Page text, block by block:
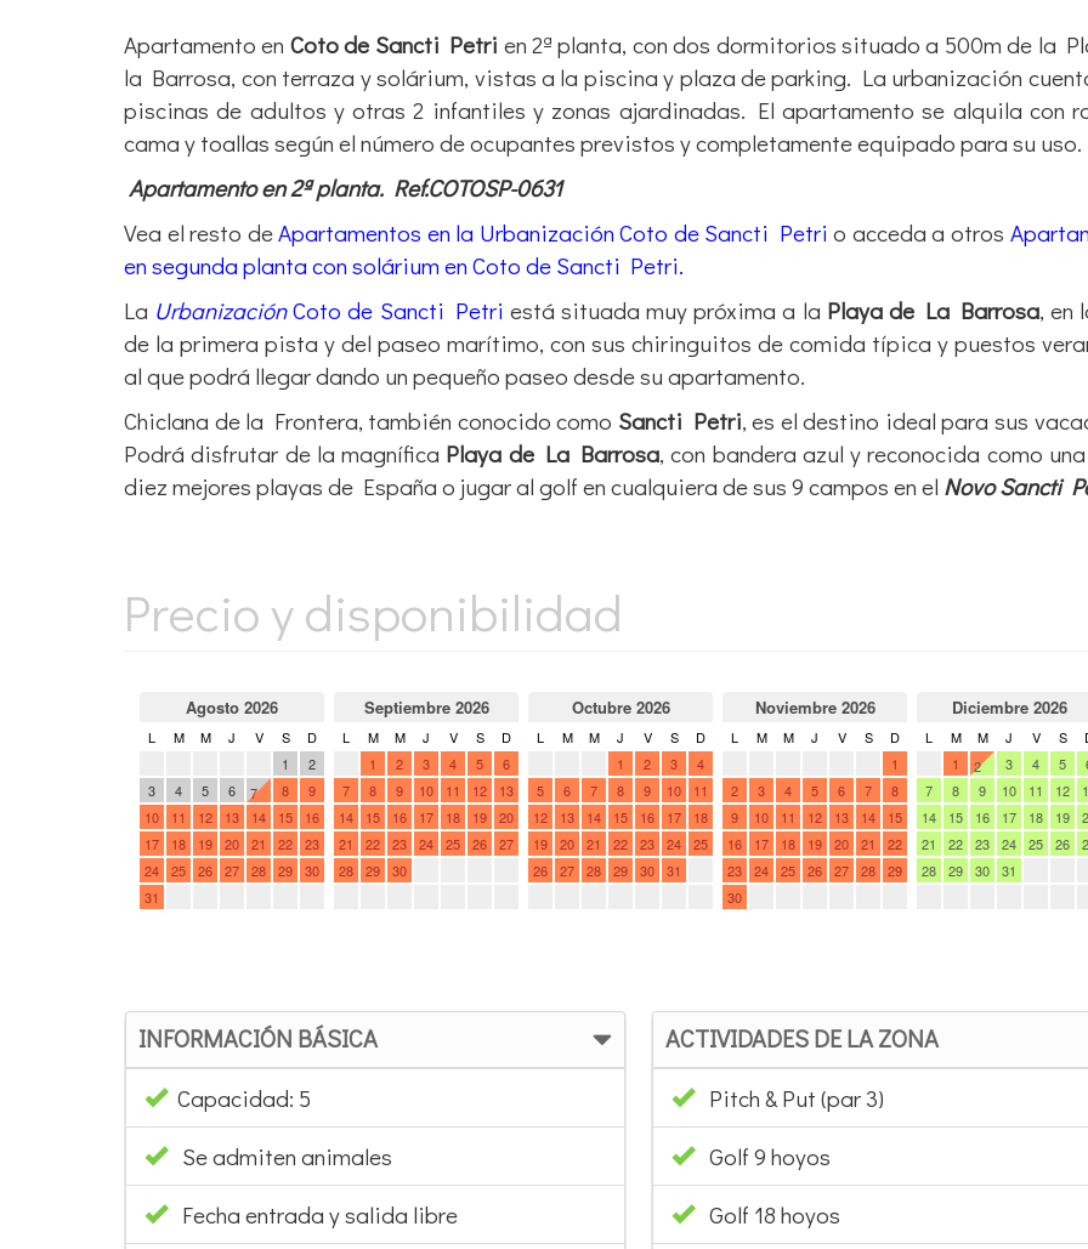
Apartamento en Coto de Sancti Petri en 2ª planta, con dos dormitorios situado a 500m de la
la Barrosa, con terraza y solárium, vistas a la piscina y plaza de parking. La urbanización
piscinas de adultos y otras 2 infantiles y zonas ajardinadas. El apartamento se alquila con
cama y toallas según el número de ocupantes previstos y completamente equipado para su uso.
Apartamento en 2ª planta. Ref.COTOSP-0631
Vea el resto deApartamentos en la Urbanización Coto de Sancti Petri o acceda a otros
en segunda planta con solárium en Coto de Sancti Petri.
La UrbanizaciónCoto de Sancti Petri está situada muy próxima a la Playa de La Barrosa, en
de la primera pista y del paseo marítimo, con sus chiringuitos de comida típica y puestos
al que podrá llegar dando un pequeño paseo desde su apartamento.
Chiclana de la Frontera, también conocido como Sancti Petri, es el destino ideal para sus
Podrá disfrutar de la magnífica Playa de La Barrosa, con bandera azul y reconocida como
diez mejores playas de España o jugar al golf en cualquiera de sus 9 campos en el Novo Sancti
Precio y disponibilidad
INFORMACIÓN BÁSICA
Capacidad: 5
Se admiten animales
Fecha entrada y salida libre
ACTIVIDADES DE LA ZONA
Pitch & Put (par 3)
Golf 9 hoyos
Golf 18 hoyos